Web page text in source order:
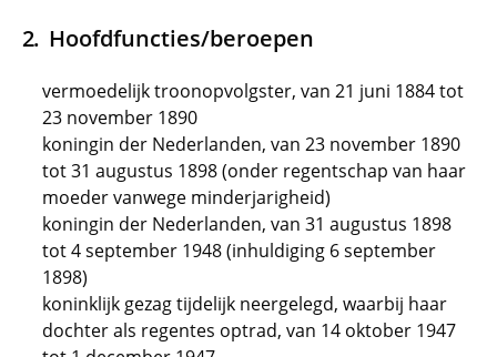
Hoofdfuncties/beroepen
vermoedelijk troonopvolgster, van 21 juni 1884 tot
23 november 1890
koningin der Nederlanden, van 23 november 1890
tot 31 augustus 1898 (onder regentschap van haar
moeder vanwege minderjarigheid)
koningin der Nederlanden, van 31 augustus 1898
tot 4 september 1948 (inhuldiging 6 september
1898)
koninklijk gezag tijdelijk neergelegd, waarbij haar
dochter als regentes optrad, van 14 oktober 1947